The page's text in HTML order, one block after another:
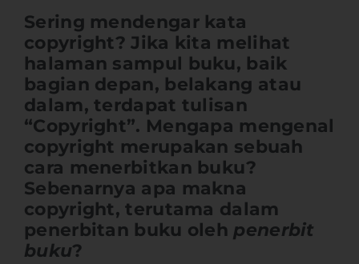
Sering mendengar kata
copyright? Jika kita melihat
halaman sampul buku, baik
bagian depan, belakang atau
dalam, terdapat tulisan
“Copyright”. Mengapa mengenal
copyright merupakan sebuah
cara menerbitkan buku?
Sebenarnya apa makna
copyright, terutama dalam
penerbitan buku oleh penerbit
buku?